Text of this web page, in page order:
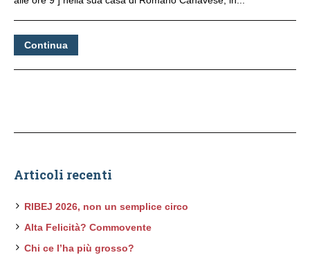
Continua
Articoli recenti
RIBEJ 2026, non un semplice circo
Alta Felicità? Commovente
Chi ce l’ha più grosso?